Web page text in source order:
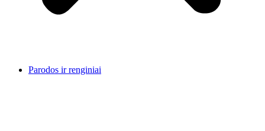
Parodos ir renginiai